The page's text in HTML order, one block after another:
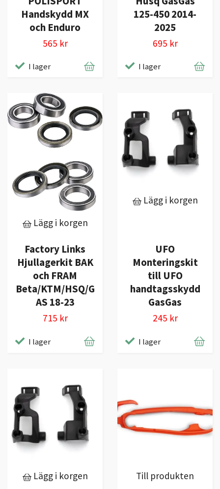
Handskydd MX
och Enduro
565 kr
I lager
125-450 2014-
2025
695 kr
I lager
Lägg i korgen
Factory Links
Hjullagerkit BAK
och FRAM
Beta/KTM/HSQ/G
AS 18-23
715 kr
I lager
Lägg i korgen
UFO
Monteringskit
till UFO
handtagsskydd
GasGas
245 kr
I lager
Lägg i korgen Till produkten